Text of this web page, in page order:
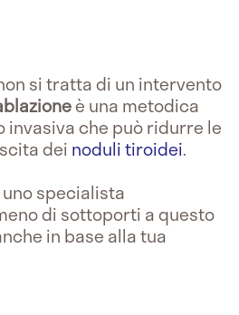
si tratta di un intervento
è una metodica
che può ridurre le
dei noduli tiroidei.
specialista
di sottoporti a questo
in base alla tua